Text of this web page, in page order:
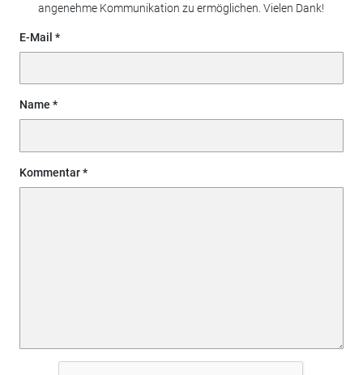
angenehme Kommunikation zu ermöglichen. Vielen Dank!
E-Mail
Name
Kommentar